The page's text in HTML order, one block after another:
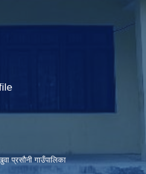
प्रसौनी गाउँपालिका